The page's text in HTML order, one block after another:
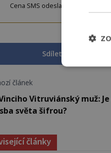
Cena SMS odeslané na číslo
Sdílet na Facebooku
článek
Vitruviánský muž:
světa šifrou?
články